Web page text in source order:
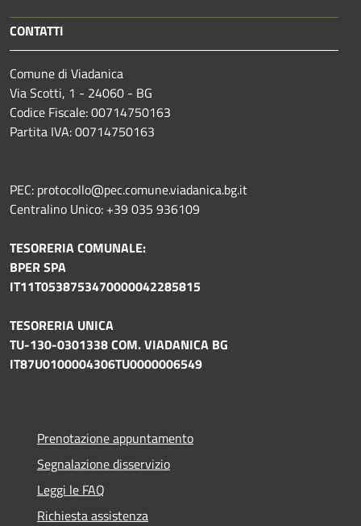
CONTATTI
Comune di Viadanica
Via Scotti, 1 - 24060 - BG
Codice Fiscale: 00714750163
Partita IVA: 00714750163
PEC: protocollo@pec.comune.viadanica.bg.it
Centralino Unico: +39 035 936109
TESORERIA COMUNALE:
BPER SPA
IT11T0538753470000042285815
TESORERIA UNICA
TU-130-0301338 COM. VIADANICA BG
IT87U0100004306TU0000006549
Prenotazione appuntamento
Segnalazione disservizio
Leggi le FAQ
Richiesta assistenza